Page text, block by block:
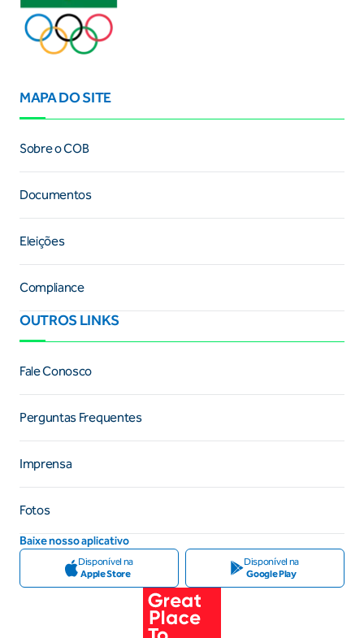
MAPA DO SITE
Sobre o COB
Documentos
Eleições
Compliance
OUTROS LINKS
Fale Conosco
Perguntas Frequentes
Imprensa
Fotos
Baixe nosso aplicativo
Disponível na
Apple Store
Disponível na
Google Play